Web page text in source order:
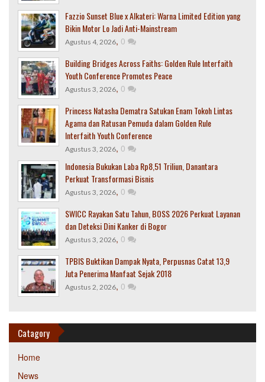
Fazzio Sunset Blue x Alkateri: Warna Limited Edition yang
Bikin Motor Lo Jadi Anti-Mainstream
Agustus 4, 2026, 0
Building Bridges Across Faiths: Golden Rule Interfaith
Youth Conference Promotes Peace
Agustus 3, 2026, 0
Princess Natasha Dematra Satukan Enam Tokoh Lintas
Agama dan Ratusan Pemuda dalam Golden Rule
Interfaith Youth Conference
Agustus 3, 2026, 0
Indonesia Bukukan Laba Rp8,51 Triliun, Danantara
Perkuat Transformasi Bisnis
Agustus 3, 2026, 0
SWICC Rayakan Satu Tahun, BOSS 2026 Perkuat Layanan
dan Deteksi Dini Kanker di Bogor
Agustus 3, 2026, 0
TPBIS Buktikan Dampak Nyata, Perpusnas Catat 13,9
Juta Penerima Manfaat Sejak 2018
Agustus 2, 2026, 0
Catagory
Home
News